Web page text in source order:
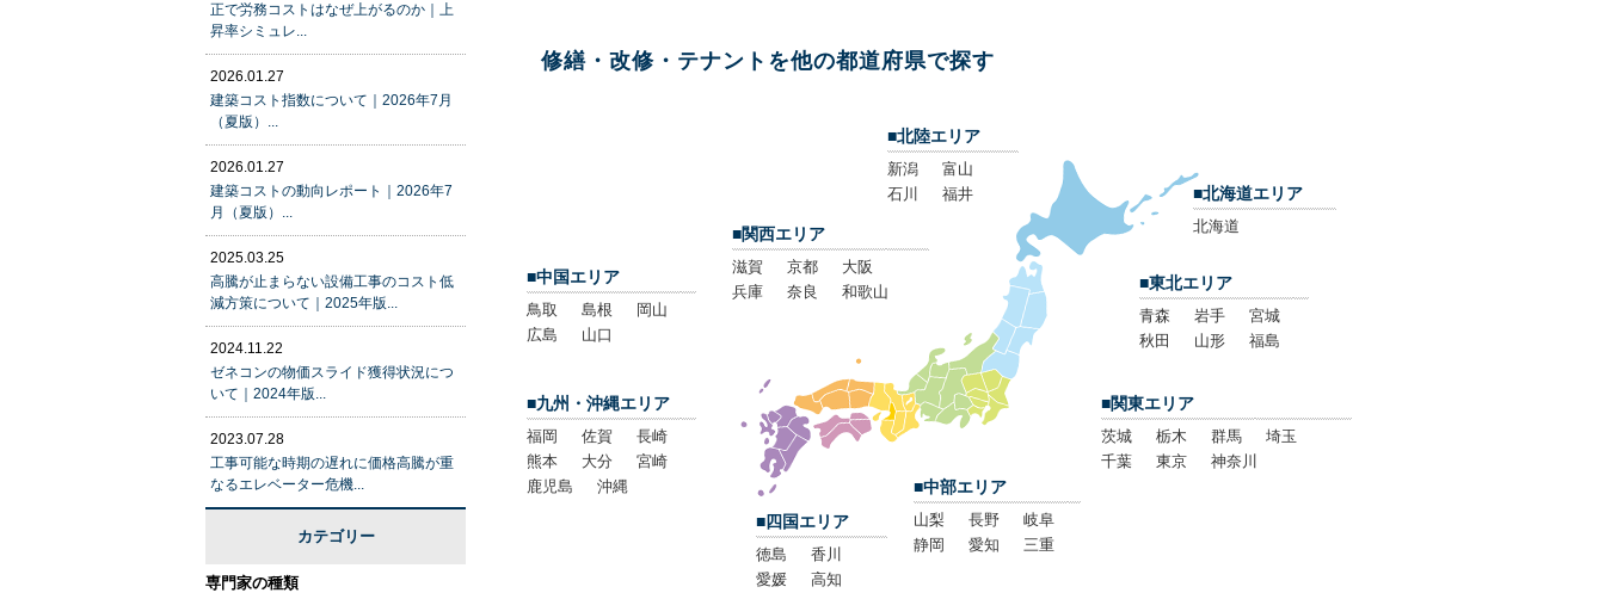
修繕・改修・テナントを他の都道府県で探す
■北海道エリア
北海道
■東北エリア
青森 岩手
宮城
秋田
山形 福島
■関東エリア
茨城 栃木 群馬
埼玉
千葉
東京 神奈川
■北陸エリア
新潟
富山
石川
福井
■中部エリア
山梨 長野
岐阜
静岡
愛知 三重
■関西エリア
滋賀 京都
大阪
兵庫
奈良 和歌山
■中国エリア
鳥取 島根
岡山
広島
山口
■四国エリア
徳島
香川
愛媛
高知
■九州・沖縄エリア
福岡 佐賀
長崎
熊本
大分
宮崎
鹿児島
沖縄
正で労務コストはなぜ上がるのか｜上
昇率シミュレ...
2026.01.27
建築コスト指数について｜2026年7月
（夏版）...
2026.01.27
建築コストの動向レポート｜2026年7
月（夏版）...
2025.03.25
高騰が止まらない設備工事のコスト低
減方策について｜2025年版...
2024.11.22
ゼネコンの物価スライド獲得状況につ
いて｜2024年版...
2023.07.28
工事可能な時期の遅れに価格高騰が重
なるエレベーター危機...
カテゴリー
専門家の種類